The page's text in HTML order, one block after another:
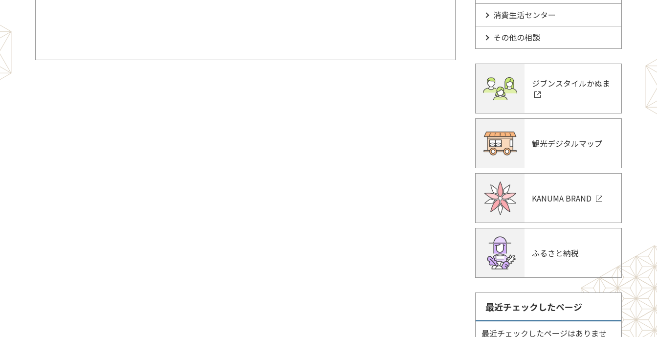
消費生活センター
その他の相談
ジブンスタイルかぬま
観光デジタルマップ
KANUMA BRAND
ふるさと納税
最近チェックしたページ
最近チェックしたページはありませ